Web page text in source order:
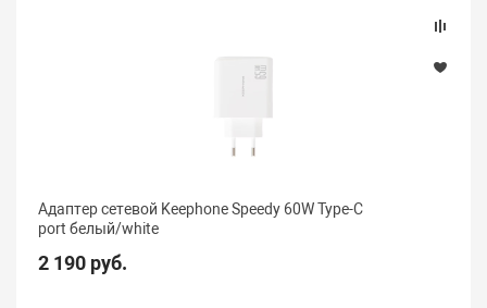
Адаптер сетевой Keephone Speedy 60W Type-C
port белый/white
2 190 руб.